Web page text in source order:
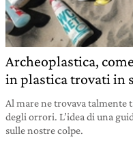
Archeoplastica,
in plastica trovati in
Al mare ne trovava talmente
degli orrori. L’idea di una
sulle nostre colpe.